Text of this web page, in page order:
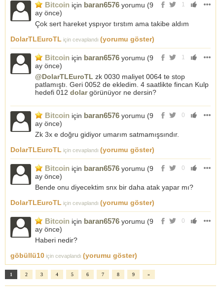
1
Bitcoin için baran6576 yorumu (9
ay önce)
Çok sert hareket yspıyor tırstım ama takibe aldım
DolarTLEuroTL için cevaplandı (yorumu göster)
1
Bitcoin için baran6576 yorumu (9
ay önce)
@DolarTLEuroTL zk 0030 maliyet 0064 te stop
patlamıştı. Geri 0052 de ekledim. 4 saatlikte fincan Kulp
hedefi 012 dolargörünüyor ne dersin?
0
Bitcoin için baran6576 yorumu (9
ay önce)
Zk 3x e doğru gidiyor umarım satmamışsındır.
DolarTLEuroTL için cevaplandı (yorumu göster)
0
Bitcoin için baran6576 yorumu (9
ay önce)
Bende onu diyecektim snx bir daha atak yapar mı?
DolarTLEuroTL için cevaplandı (yorumu göster)
0
Bitcoin için baran6576 yorumu (9
ay önce)
Haberi nedir?
göbüllü10 için cevaplandı (yorumu göster)
1 2 3 4 5 6 7 8 9 »